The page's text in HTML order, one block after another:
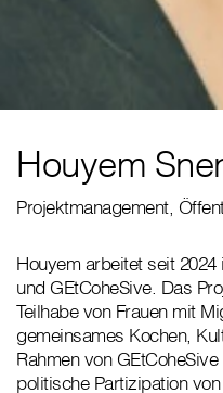
Houyem
Projektmanagement,
Houyem arbeitet seit 2024
und GEtCoheSive. Das
Teilhabe von Frauen mit
gemeinsames Kochen,
Rahmen von
politische Partizipation